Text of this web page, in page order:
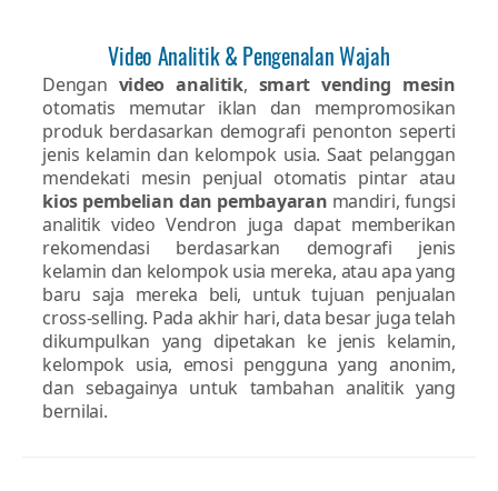
Video Analitik & Pengenalan Wajah
Dengan video analitik, smart vending mesin
otomatis memutar iklan dan mempromosikan
produk berdasarkan demografi penonton seperti
jenis kelamin dan kelompok usia. Saat pelanggan
mendekati mesin penjual otomatis pintar atau
kios pembelian dan pembayaran mandiri, fungsi
analitik video Vendron juga dapat memberikan
rekomendasi berdasarkan demografi jenis
kelamin dan kelompok usia mereka, atau apa yang
baru saja mereka beli, untuk tujuan penjualan
cross-selling. Pada akhir hari, data besar juga telah
dikumpulkan yang dipetakan ke jenis kelamin,
kelompok usia, emosi pengguna yang anonim,
dan sebagainya untuk tambahan analitik yang
bernilai.